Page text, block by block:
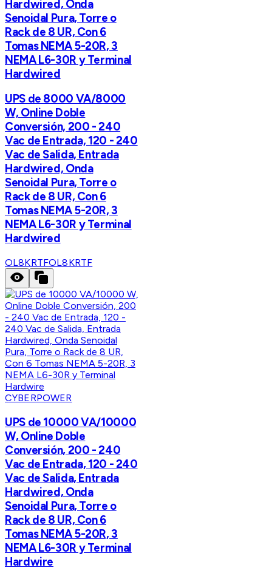
Hardwired, Onda
Senoidal Pura, Torre o
Rack de 8 UR, Con 6
Tomas NEMA 5-20R, 3
NEMA L6-30R y Terminal
Hardwired
UPS de 8000 VA/8000
W, Online Doble
Conversión, 200 - 240
Vac de Entrada, 120 - 240
Vac de Salida, Entrada
Hardwired, Onda
Senoidal Pura, Torre o
Rack de 8 UR, Con 6
Tomas NEMA 5-20R, 3
NEMA L6-30R y Terminal
Hardwired
OL8KRTFOL8KRTF
CYBERPOWER
UPS de 10000 VA/10000
W, Online Doble
Conversión, 200 - 240
Vac de Entrada, 120 - 240
Vac de Salida, Entrada
Hardwired, Onda
Senoidal Pura, Torre o
Rack de 8 UR, Con 6
Tomas NEMA 5-20R, 3
NEMA L6-30R y Terminal
Hardwire